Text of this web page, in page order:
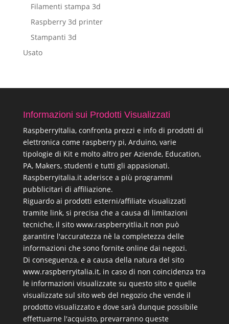
Filamenti stampa 3d
Raspberry 3d printer
Stampanti 3d
Usato
Informazioni sui Prodotti Visualizzati
RaspberryItalia, confronta prezzi e info di prodotti di
elettronica come raspberry pi, Arduino, varie
tipologie di Kit e molto altro per Aziende, Education,
PA, Makers, studenti e tutti gli appasionati.
Raspberryitalia.it aderisce a più programmi
pubblicitari di affiliazione.
Riguardo ai prodotti esterni/affiliate visualizzati
tramite link, si precisa che a causa di limitazioni
tecniche, il sito www.raspberryitlia.it non può
garantire l'accuratezza nè la completezza delle
informazioni che sono fornite online dai negozi.
Di conseguenza, e a causa della natura del sito
www.raspberryitalia.it, in caso di non coincidenza tra
le informazioni visualizzate su questo sito e quelle
visualizzate sul sito web del negozio che vende il
prodotto visualizzato e dove sarà dunque possibile
effettuarne l'acquisto, prevarranno queste